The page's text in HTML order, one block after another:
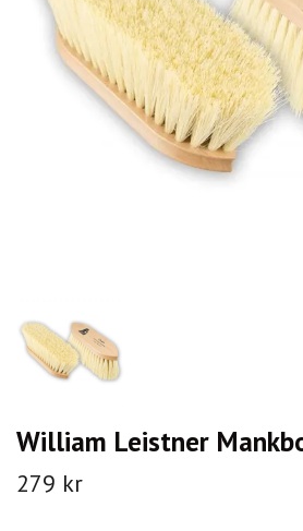
William Leistner
279 kr